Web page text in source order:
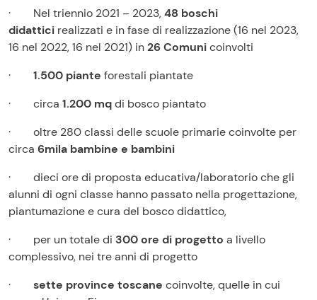
· Nel triennio 2021 – 2023,48 boschi
didattici realizzati e in fase di realizzazione (16 nel 2023,
16 nel 2022, 16 nel 2021) in26 Comunicoinvolti
· 1.500 piante forestali piantate
· circa 1.200 mqdi bosco piantato
· oltre 280 classi delle scuole primarie coinvolte per
circa 6mila bambine e bambini
· dieci ore di proposta educativa/laboratorio che gli
alunni di ogni classe hanno passato nella progettazione,
piantumazione e cura del bosco didattico,
· per un totale di 300 ore di progetto a livello
complessivo, nei tre anni di progetto
· sette province toscane coinvolte, quelle in cui